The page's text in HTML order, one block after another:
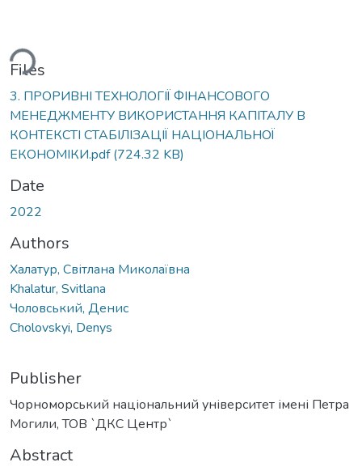
Files
3. ПРОРИВНІ ТЕХНОЛОГІЇ ФІНАНСОВОГО
МЕНЕДЖМЕНТУ ВИКОРИСТАННЯ КАПІТАЛУ В
КОНТЕКСТІ СТАБІЛІЗАЦІЇ НАЦІОНАЛЬНОЇ
ЕКОНОМІКИ.pdf(724.32 KB)
Date
2022
Authors
Халатур, Світлана Миколаївна
Khalatur, Svitlana
Чоловський, Денис
Cholovskyi, Denys
Publisher
Чорноморський національний університет імені Петра
Могили, ТОВ `ДКС Центр`
Abstract